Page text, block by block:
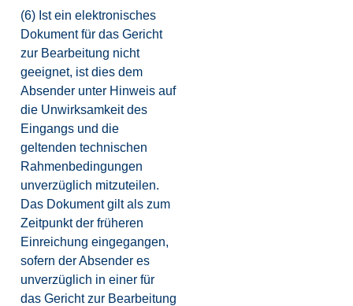
(6) Ist ein elektronisches
Dokument für das Gericht
zur Bearbeitung nicht
geeignet, ist dies dem
Absender unter Hinweis auf
die Unwirksamkeit des
Eingangs und die
geltenden technischen
Rahmenbedingungen
unverzüglich mitzuteilen.
Das Dokument gilt als zum
Zeitpunkt der früheren
Einreichung eingegangen,
sofern der Absender es
unverzüglich in einer für
das Gericht zur Bearbeitung